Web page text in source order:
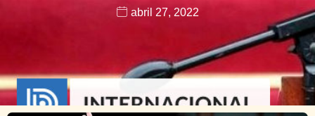
abril 27, 2022